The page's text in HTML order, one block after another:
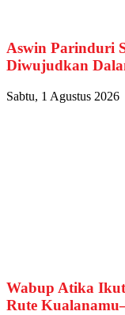
Aswin Parinduri
Diwujudkan
Sabtu, 1 Agustus 2026
Wabup Atika
Rute